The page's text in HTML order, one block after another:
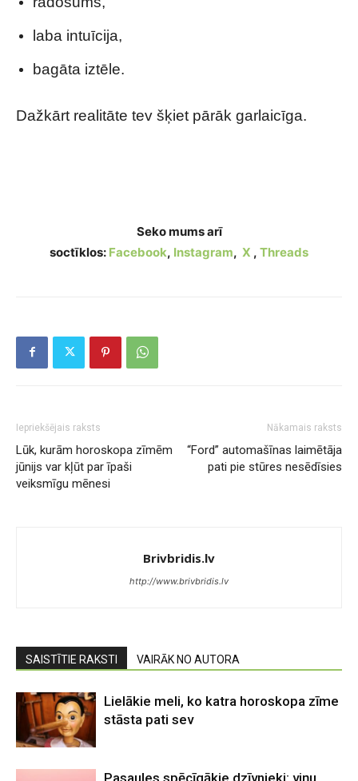
laba intuīcija,
bagāta iztēle.
Dažkārt realitāte tev šķiet pārāk garlaicīga.
Seko mums arī
soctīklos: Facebook, Instagram, X , Threads
Iepriekšējais raksts
Lūk, kurām horoskopa zīmēm
jūnijs var kļūt par īpaši
veiksmīgu mēnesi
Nākamais raksts
“Ford” automašīnas laimētāja
pati pie stūres nesēdīsies
Brivbridis.lv
http://www.brivbridis.lv
SAISTĪTIE RAKSTI VAIRĀK NO AUTORA
Lielākie meli, ko katra horoskopa zīme
stāsta pati sev
Pasaules spēcīgākie dzīvnieki: viņu